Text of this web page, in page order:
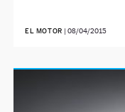
EL MOTOR 08/04/2015